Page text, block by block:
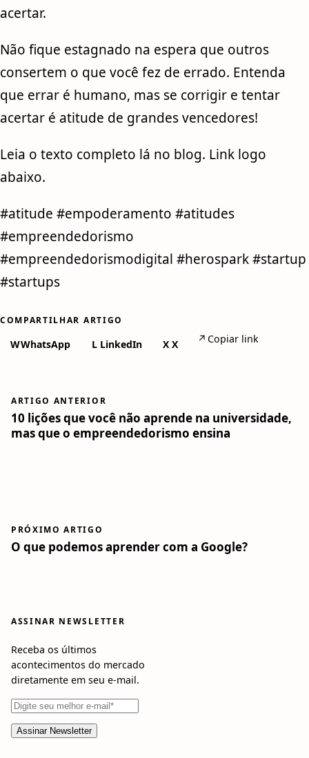
acertar.
Não fique estagnado na espera que outros
consertem o que você fez de errado. Entenda
que errar é humano, mas se corrigir e tentar
acertar é atitude de grandes vencedores!
Leia o texto completo lá no blog. Link logo
abaixo.
#atitude #empoderamento #atitudes
#empreendedorismo
#empreendedorismodigital #herospark #startup
#startups
COMPARTILHAR ARTIGO
WWhatsApp L LinkedIn X X ↗ Copiar link
ARTIGO ANTERIOR
10 lições que você não aprende na universidade,
mas que o empreendedorismo ensina
PRÓXIMO ARTIGO
O que podemos aprender com a Google?
ASSINAR NEWSLETTER
Receba os últimos
acontecimentos do mercado
diretamente em seu e-mail.